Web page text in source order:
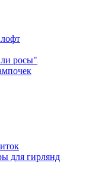
росы"
для гирлянд